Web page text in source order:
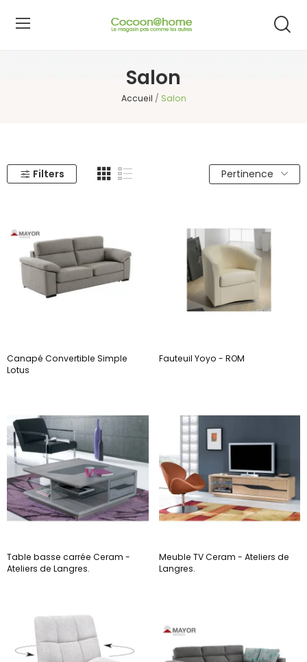
Salon
Accueil Salon
Filters Pertinence
Canapé Convertible Simple
Lotus
Fauteuil Yoyo - ROM
Table basse carrée Ceram -
Ateliers de Langres.
Meuble TV Ceram - Ateliers de
Langres.